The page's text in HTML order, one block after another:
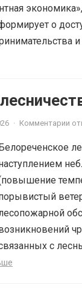
о
· Комментарии
с